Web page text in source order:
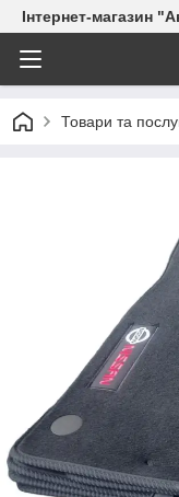
Інтернет-магазин
Товари та